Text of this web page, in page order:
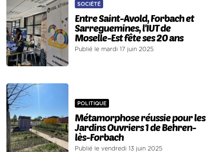
SOCIÉTÉ
Entre Saint-Avold, Forbach et
Sarreguemines, l'IUT de
Moselle-Est fête ses 20 ans
Publié le mardi 17 juin 2025
POLITIQUE
Métamorphose réussie pour les
Jardins Ouvriers 1 de Behren-
lès-Forbach
Publié le vendredi 13 juin 2025